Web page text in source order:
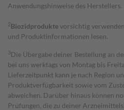
Anwendungshinweise des Herstellers.
2Biozidproduktevorsichtig
und Produktinformationen lesen.
3Die Übergabe deiner Bestellung an
bei uns werktags von Montag bis
Lieferzeitpunkt kann je nach Region
Produktverfügbarkeit sowie vom
abweichen. Darüber hinaus können
Prüfungen, die zu deiner